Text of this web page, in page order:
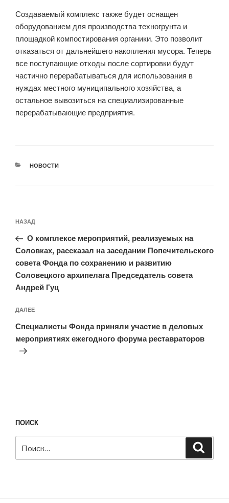
Создаваемый комплекс также будет оснащен
оборудованием для производства техногрунта и
площадкой компостирования органики. Это позволит
отказаться от дальнейшего накопления мусора. Теперь
все поступающие отходы после сортировки будут
частично перерабатываться для использования в
нуждах местного муниципального хозяйства, а
остальное вывозиться на специализированные
перерабатывающие предприятия.
РУБРИКИ
НОВОСТИ
по
записям
Предыдущая
запись:
НАЗАД
О комплексе мероприятий, реализуемых на
Соловках, рассказал на заседании Попечительского
совета Фонда по сохранению и развитию
Соловецкого архипелага Председатель совета
Андрей Гуц
Следующая
запись
ДАЛЕЕ
Специалисты Фонда приняли участие в деловых
мероприятиях ежегодного форума реставраторов
ПОИСК